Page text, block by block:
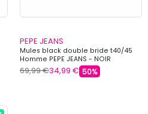
PEPE JEANS
Mules black double bride t40/45
Homme PEPE JEANS - NOIR
69,99 €34,99 € 50%